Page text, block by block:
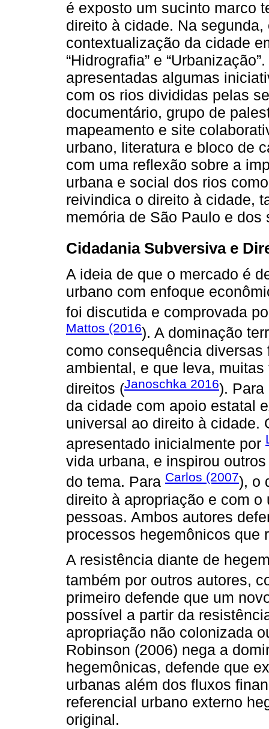
é exposto um sucinto marco
direito à cidade. Na
contextualização da cidade
“Hidrografia” e
apresentadas algumas
com os rios divididas pelas
documentário, grupo de
mapeamento e site
urbano, literatura e bloco de
com uma reflexão sobre a
urbana e social dos rios
reivindica o direito à cidade,
memória de São Paulo e dos
Cidadania Subversiva e
A ideia de que o mercado é
urbano com enfoque
foi discutida e comprovada
Mattos (2016). A dominação
como consequência
ambiental, e que leva,
direitos (Janoschka 2016). Para
da cidade com apoio estatal
universal ao direito à cidade.
apresentado inicialmente por
vida urbana, e inspirou
do tema. Para Carlos (2007), o
direito à apropriação e com
pessoas. Ambos autores
processos hegemônicos que
A resistência diante de
também por outros autores,
primeiro defende que um
possível a partir da
apropriação não colonizada
Robinson (2006) nega a
hegemônicas, defende que
urbanas além dos fluxos
referencial urbano externo
original.